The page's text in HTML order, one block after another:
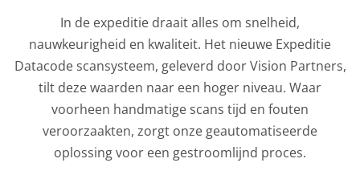
In de expeditie draait alles om snelheid,
nauwkeurigheid en kwaliteit. Het nieuwe Expeditie
Datacode scansysteem, geleverd door Vision Partners,
tilt deze waarden naar een hoger niveau. Waar
voorheen handmatige scans tijd en fouten
veroorzaakten, zorgt onze geautomatiseerde
oplossing voor een gestroomlijnd proces.